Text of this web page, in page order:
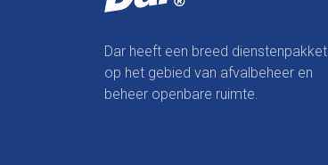
Dar heeft een breed dienstenpakket
op het gebied van afvalbeheer en
beheer openbare ruimte.